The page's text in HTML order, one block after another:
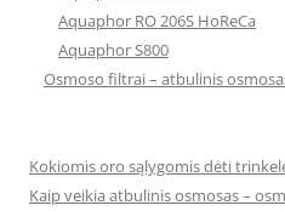
Aquaphor RO 206S HoReCa
Aquaphor S800
Osmoso filtrai – atbulinis
Kokiomis oro sąlygomis dėti
Kaip veikia atbulinis osmosas –